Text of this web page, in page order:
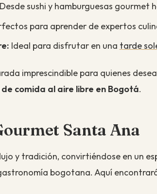
Desde sushi y hamburguesas gourmet
para aprender de expertos
Ideal para disfrutar en una tarde
imprescindible para quienes
comida al aire libre en Bogotá.
Santa Ana
y tradición, convirtiéndose en un
bogotana. Aquí